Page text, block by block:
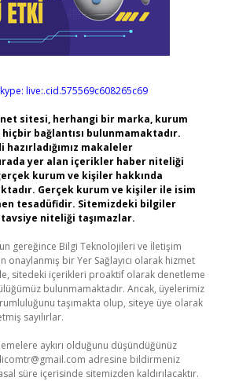
live:.cid.575569c608265c69
sitesi, herhangi bir marka, kurum
bağlantısı bulunmamaktadır.
hazırladığımız makaleler
yer alan içerikler haber niteliği
kurum ve kişiler hakkında
Gerçek kurum ve kişiler ile isim
tesadüfidir. Sitemizdeki bilgiler
niteliği taşımazlar.
gereğince Bilgi Teknolojileri ve İletişim
onaylanmış bir Yer Sağlayıcı olarak hizmet
sitedeki içerikleri proaktif olarak denetleme
bulunmamaktadır. Ancak, üyelerimiz
taşımakta olup, siteye üye olarak
sayılırlar.
aykırı olduğunu düşündüğünüz
adresine bildirmeniz
süre içerisinde sitemizden kaldırılacaktır.